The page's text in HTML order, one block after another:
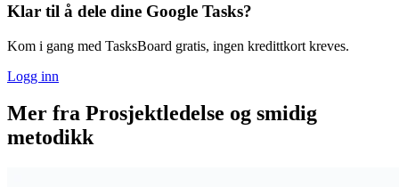
Klar til å dele dine Google Tasks?
Kom i gang med TasksBoard gratis, ingen kredittkort kreves.
Logg inn
Mer fra Prosjektledelse og smidig
metodikk